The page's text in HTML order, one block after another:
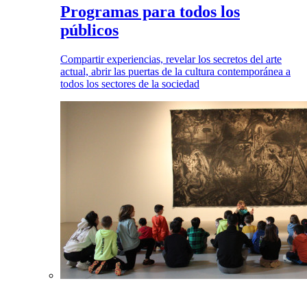
Programas para todos los
públicos
Compartir experiencias, revelar los secretos del arte
actual, abrir las puertas de la cultura contemporánea a
todos los sectores de la sociedad